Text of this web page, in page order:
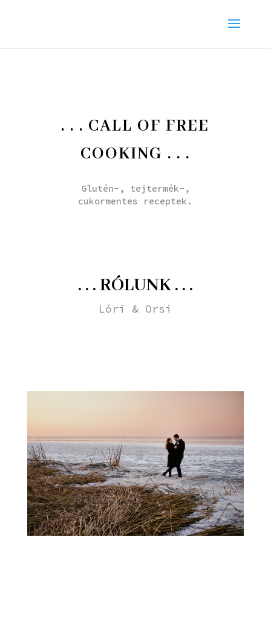
. . . CALL OF FREE
COOKING . . .
Glutén-, tejtermék-,
cukormentes receptek.
. . . RÓLUNK . . .
Lóri & Orsi